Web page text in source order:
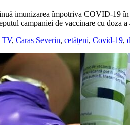
imunizarea împotriva COVID-19
campaniei de vaccinare cu doza
TV, Caras Severin, cetățeni, Covid-19,